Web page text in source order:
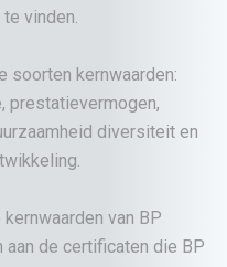
vinden.
soorten kernwaarden:
prestatievermogen,
diversiteit en
van BP
de certificaten die BP